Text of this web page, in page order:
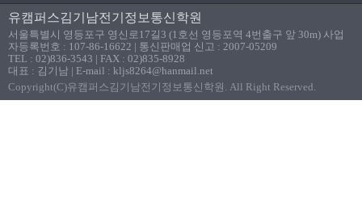
유캠퍼스김기남전기정보통신학원
서울특별시 영등포구 영신로17길3 (1호선 영등포역 4번출구 앞 30m) 사업
자등록번호 : 107-86-16622 | 통신판매업 신고 : 2007-05209
TEL : 02)836-3543 | FAX : 02)835-8928
대표 : 김기남 | E-mail : kljs8264@hanmail.net
Copyright(C)유캠퍼스김기남전기정보통신학원. All Right Reserved.